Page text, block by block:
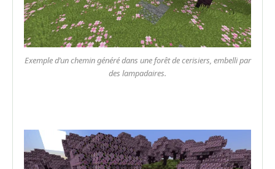
Exemple d’un chemin généré dans une forêt de cerisiers, embelli par
des lampadaires.